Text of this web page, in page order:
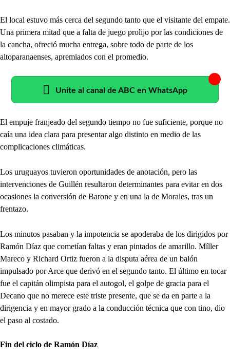
El local estuvo más cerca del segundo tanto que el visitante del empate.
Una primera mitad que a falta de juego prolijo por las condiciones de
la cancha, ofreció mucha entrega, sobre todo de parte de los
altoparanaenses, apremiados con el promedio.
Unite al canal de ABC en WhatsApp
El empuje franjeado del segundo tiempo no fue suficiente, porque no
caía una idea clara para presentar algo distinto en medio de las
complicaciones climáticas.
Los uruguayos tuvieron oportunidades de anotación, pero las
intervenciones de Guillén resultaron determinantes para evitar en dos
ocasiones la conversión de Barone y en una la de Morales, tras un
frentazo.
Los minutos pasaban y la impotencia se apoderaba de los dirigidos por
Ramón Díaz que cometían faltas y eran pintados de amarillo. Míller
Mareco y Richard Ortiz fueron a la disputa aérea de un balón
impulsado por Arce que derivó en el segundo tanto. El último en tocar
fue el capitán olimpista para el autogol, el golpe de gracia para el
Decano que no merece este triste presente, que se da en parte a la
dirigencia y en mayor grado a la conducción técnica que con tino, dio
el paso al costado.
Fin del ciclo de Ramón Díaz